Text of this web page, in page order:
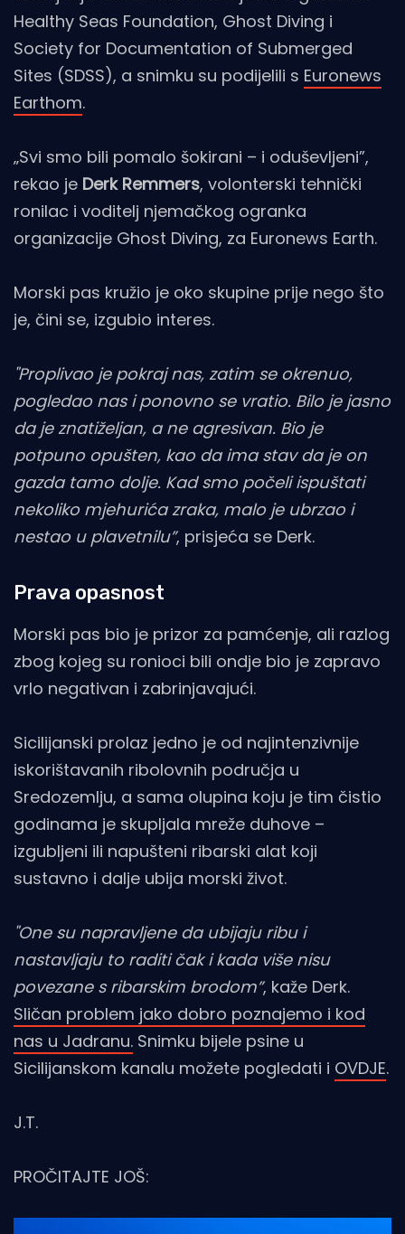
Healthy Seas Foundation, Ghost Diving i
Society for Documentation of Submerged
Sites (SDSS), a snimku su podijelili s Euronews
Earthom.
„Svi smo bili pomalo šokirani – i oduševljeni”,
rekao je Derk Remmers, volonterski tehnički
ronilac i voditelj njemačkog ogranka
organizacije Ghost Diving, za Euronews Earth.
Morski pas kružio je oko skupine prije nego što
je, čini se, izgubio interes.
"Proplivao je pokraj nas, zatim se okrenuo,
pogledao nas i ponovno se vratio. Bilo je jasno
da je znatiželjan, a ne agresivan. Bio je
potpuno opušten, kao da ima stav da je on
gazda tamo dolje. Kad smo počeli ispuštati
nekoliko mjehurića zraka, malo je ubrzao i
nestao u plavetnilu”, prisjeća se Derk.
Prava opasnost
Morski pas bio je prizor za pamćenje, ali razlog
zbog kojeg su ronioci bili ondje bio je zapravo
vrlo negativan i zabrinjavajući.
Sicilijanski prolaz jedno je od najintenzivnije
iskorištavanih ribolovnih područja u
Sredozemlju, a sama olupina koju je tim čistio
godinama je skupljala mreže duhove –
izgubljeni ili napušteni ribarski alat koji
sustavno i dalje ubija morski život.
"One su napravljene da ubijaju ribu i
nastavljaju to raditi čak i kada više nisu
povezane s ribarskim brodom”, kaže Derk.
Sličan problem jako dobro poznajemo i kod
nas u Jadranu. Snimku bijele psine u
Sicilijanskom kanalu možete pogledati i OVDJE.
J.T.
PROČITAJTE JOŠ: